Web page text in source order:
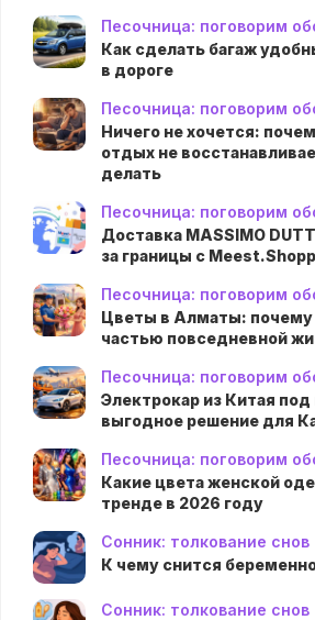
Песочница: поговорим
Как сделать багаж
в дороге
Песочница: поговорим
Ничего не хочется:
отдых не
делать
Песочница: поговорим
Доставка MASSIMO
за границы с
Песочница: поговорим
Цветы в Алматы: почему
частью повседневной
Песочница: поговорим
Электрокар из Китая
выгодное решение для
Песочница: поговорим
Какие цвета женской
тренде в 2026 году
Сонник: толкование снов
К чему снится
Сонник: толкование снов